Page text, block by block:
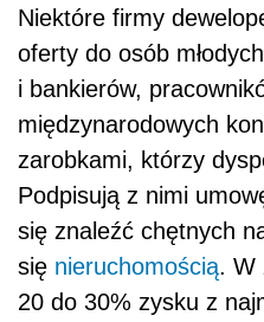
Niektóre firmy
oferty do osób
i bankierów,
międzynarodowych
zarobkami, którzy
Podpisują z nimi
się znaleźć chętnych
się nieruchomością. W
20 do 30% zysku z